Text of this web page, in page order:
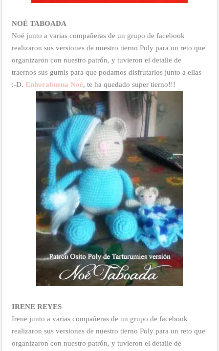
NOÉ TABOADA
Noé junto a varias compañeras de un grupo de facebook
realizaron sus versiones de nuestro tierno Poly para un reto que
organizaron con nuestro patrón, y tuvieron el detalle de
traernos sus gumis para que podamos disfrutarlos junto a ellas
:-D. Enhorabuena Noé, te ha quedado super tierno!!!
IRENE REYES
Irene junto a varias compañeras de un grupo de facebook
realizaron sus versiones de nuestro tierno Poly para un reto que
organizaron con nuestro patrón, y tuvieron el detalle de